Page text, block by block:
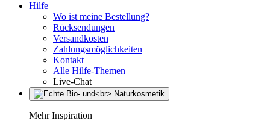
Hilfe
Wo ist meine Bestellung?
Rücksendungen
Versandkosten
Zahlungsmöglichkeiten
Kontakt
Alle Hilfe-Themen
Live-Chat
Mehr Inspiration